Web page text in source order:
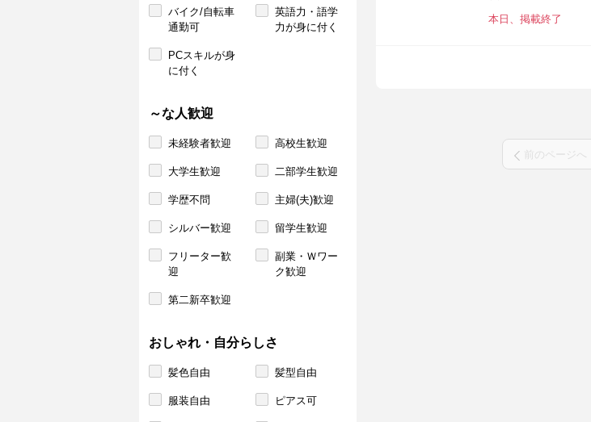
バイク/自転車
通勤可
英語力・語学
力が身に付く
PCスキルが身
に付く
～な人歓迎
未経験者歓迎 高校生歓迎
大学生歓迎 二部学生歓迎
学歴不問 主婦(夫)歓迎
シルバー歓迎 留学生歓迎
フリーター歓
迎
副業・Ｗワー
ク歓迎
第二新卒歓迎
おしゃれ・自分らしさ
髪色自由 髪型自由
服装自由 ピアス可
本日、掲載終了
前のページへ